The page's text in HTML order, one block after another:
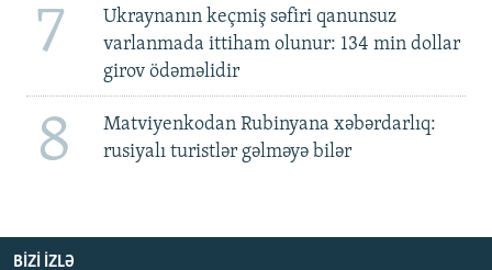
7
Ukraynanın keçmiş səfiri qanunsuz
varlanmada ittiham olunur: 134 min dollar
girov ödəməlidir
8
Matviyenkodan Rubinyana xəbərdarlıq:
rusiyalı turistlər gəlməyə bilər
BIZI IZLƏ